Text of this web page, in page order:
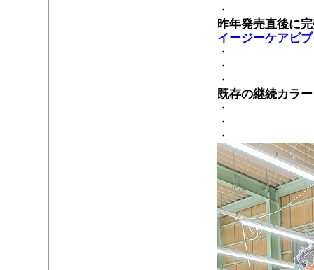
・
昨年発売直後に
イージーケアビブ
・
・
・
既存の継続カラ
・
・
・